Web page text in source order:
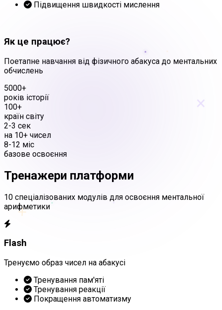
+
×
Підвищення швидкості мислення
Як це працює?
Поетапне навчання від фізичного абакуса до ментальних
обчислень
5000+
років історії
100+
країн світу
2-3 сек
на 10+ чисел
8-12 міс
базове освоєння
Тренажери платформи
10 спеціалізованих модулів для освоєння ментальної
арифметики
Flash
Тренуємо образ чисел на абакусі
Тренування пам'яті
Тренування реакції
Покращення автоматизму